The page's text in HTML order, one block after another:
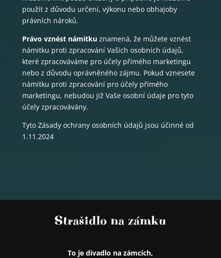
použít z důvodu určení, výkonu nebo obhajoby
právních nároků.
Právo vznést námitkuznamená, že můžete vznést
námitku proti zpracování Vašich osobních údajů,
které zpracováváme pro účely přímého marketingu
nebo z důvodu oprávněného zájmu. Pokud vznesete
námitku proti zpracování pro účely přímého
marketingu, nebudou již Vaše osobní údaje pro tyto
účely zpracovávány.
Tyto Zásady ochrany osobních údajů jsou účinné od
1.11.2024
Strašidlo na zámku
To je divadlo na zámcích,